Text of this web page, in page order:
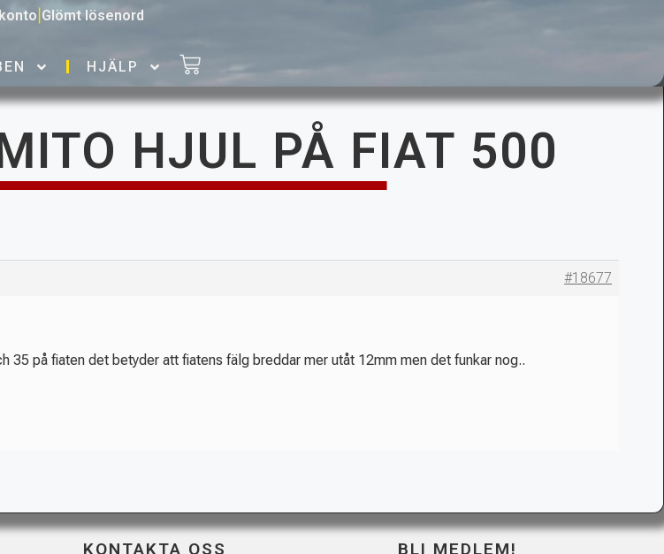
Glömt lösenord
HJÄLP
HJUL PÅ FIAT 500
#18677
35 på fiaten det betyder att fiatens fälg breddar mer utåt 12mm men det funkar nog..
KONTAKTA OSS BLI MEDLEM!